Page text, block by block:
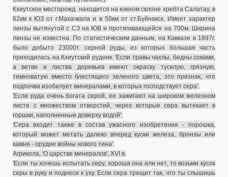
Кхиутское месторожд. находится на южном склоне хребта Салатау, в
62км к ЮЗ от г.Махачкала и в 50км от ст.Буйнакск. Имеет характер
линзы вытянутой с СЗ на ЮВ и протягивающейся на 700м. Ширина
линзы не известна. По статистическим данным, на Кавказе в 1897г.
было добыто 23000т. серной руды, из которых большая часть
приходилась на Кхиутский рудник.'Если травы чахлы, бедны соками,
а ветви и листва деревьев имеют окраску тусклую, грязную,
темноватую вместо блестящего зеленого цвета, это признак, что
подпочва изобилует минералами, в которых господствует сера'.
'Если руда очень богата серой, ее зажигают на широком железном
листе с множеством отверстий, через которые сера вытекает в
горшки, наполненные доверху водой'.
'Сера входит также в состав ужасного изобретения - порошка,
который может метать далеко вперед куски железа, бронзы или
камня - орудие войны нового тина'.
Агрикола, 'О царстве минералов', XVI в.
'Если ты хочешь испытать серу, хороша она или нет, то возьми кусок
серы в руку и поднеси к уху. Если сера трещит так, что ты слышишь